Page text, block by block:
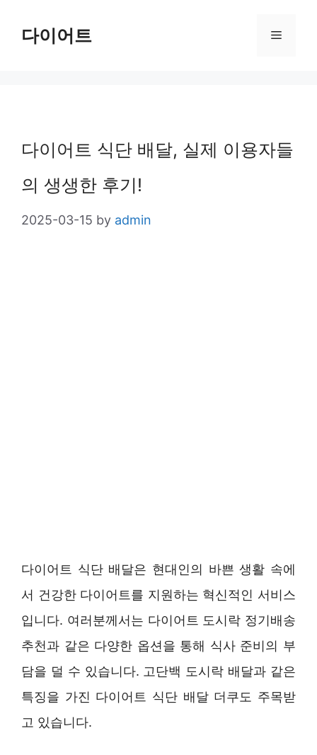
다이어트 Menu
다이어트 식단 배달, 실제 이용자들
의 생생한 후기!
2025-03-15 by admin
다이어트 식단 배달은 현대인의 바쁜 생활 속에
서 건강한 다이어트를 지원하는 혁신적인 서비스
입니다. 여러분께서는 다이어트 도시락 정기배송
추천과 같은 다양한 옵션을 통해 식사 준비의 부
담을 덜 수 있습니다. 고단백 도시락 배달과 같은
특징을 가진 다이어트 식단 배달 더쿠도 주목받
고 있습니다.